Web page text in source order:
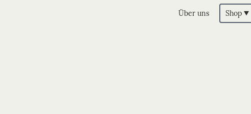
Über uns Shop